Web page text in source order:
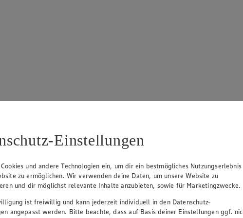
5 Sternen. Anzahl der Bewertungen: 18.
Einstellungen
und andere Technologien ein, um dir ein bestmögliches Nutzungserlebnis
zu ermöglichen. Wir verwenden deine Daten, um unsere Website zu
und dir möglichst relevante Inhalte anzubieten, sowie für Marketingzwecke.
ist freiwillig und kann jederzeit individuell in den Datenschutz-
angepasst werden. Bitte beachte, dass auf Basis deiner Einstellungen ggf.